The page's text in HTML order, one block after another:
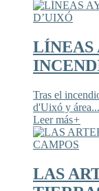
LÍNEAS
Tras el
d'Uixó y área...
Leer más+
LAS